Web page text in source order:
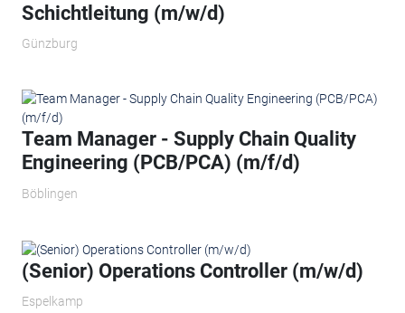
Schichtleitung (m/w/d)
Günzburg
Team Manager - Supply Chain Quality
Engineering (PCB/PCA) (m/f/d)
Böblingen
(Senior) Operations Controller (m/w/d)
Espelkamp